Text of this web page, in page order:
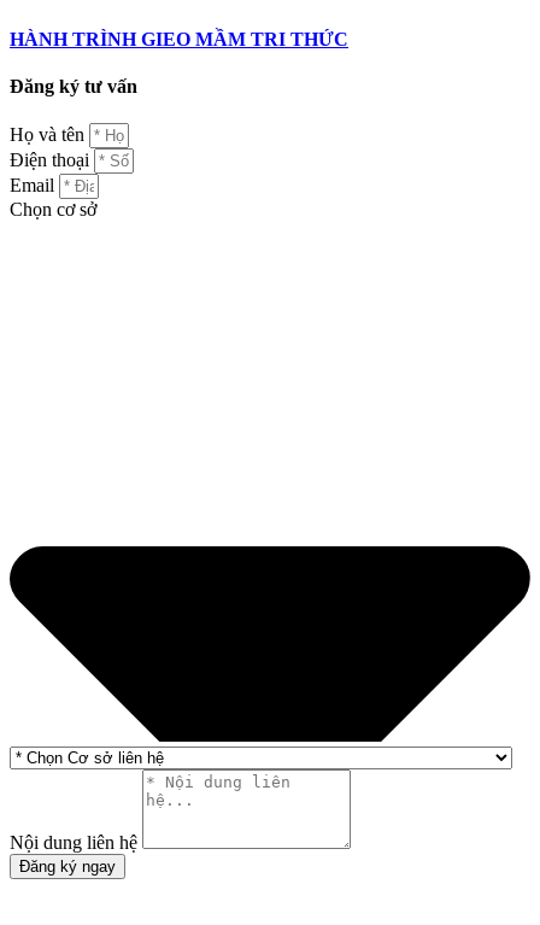
HÀNH TRÌNH GIEO MẦM TRI THỨC
Đăng ký tư vấn
Họ và tên
Điện thoại
Email
Chọn cơ sở
Nội dung liên hệ
Đăng ký ngay